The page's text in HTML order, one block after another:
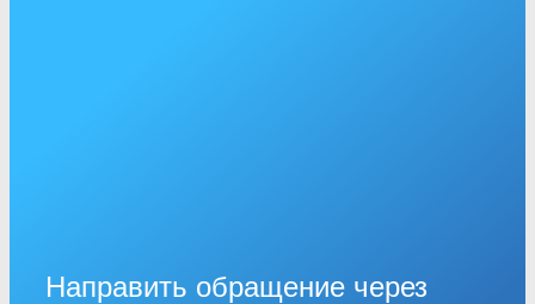
Направить обращение через